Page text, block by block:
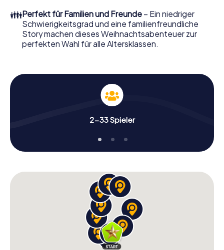
Teambuilding und eine stimmungsvolle
Weihnachtsthematik. Gönnen Sie Ihren Kollegen also
einen unvergesslichen Ausklang des Jahres und planen Sie
unser X-Mas Adventure als Programmpunkt Ihrer
👪Perfekt für Familien und Freunde – Ein niedriger
Schwierigkeitsgrad und eine familienfreundliche
Story machen dieses Weihnachtsabenteuer zur
perfekten Wahl für alle Altersklassen.
2-33 Spieler